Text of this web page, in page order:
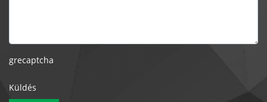
grecaptcha
Küldés